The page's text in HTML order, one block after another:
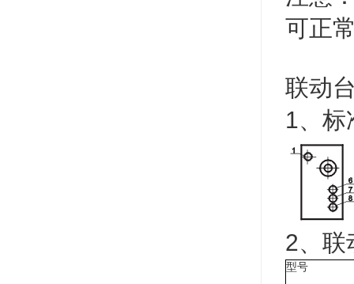
可正
联动
1、标
2、联
型号